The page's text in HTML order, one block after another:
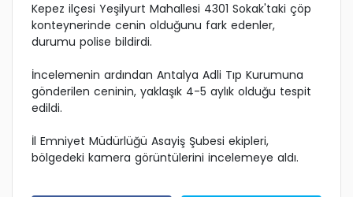
Kepez ilçesi Yeşilyurt Mahallesi 4301 Sokak'taki çöp
konteynerinde cenin olduğunu fark edenler,
durumu polise bildirdi.
İncelemenin ardından Antalya Adli Tıp Kurumuna
gönderilen ceninin, yaklaşık 4-5 aylık olduğu tespit
edildi.
İl Emniyet Müdürlüğü Asayiş Şubesi ekipleri,
bölgedeki kamera görüntülerini incelemeye aldı.